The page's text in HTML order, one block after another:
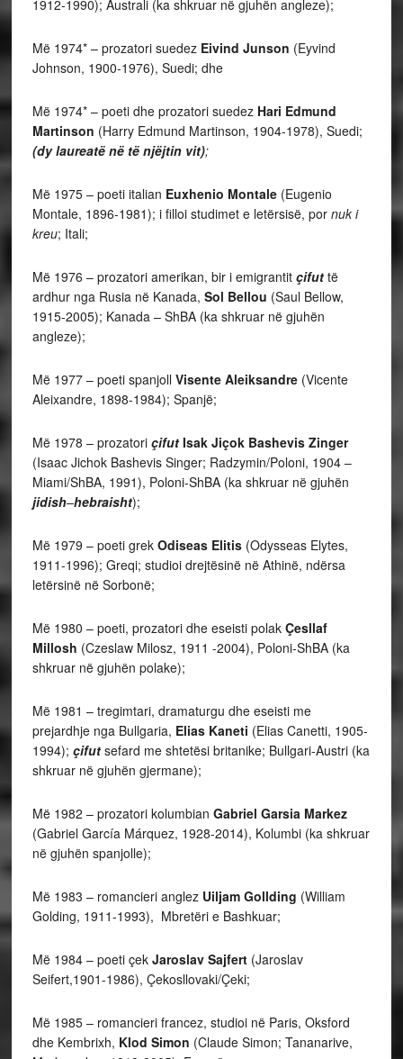
1912-1990); Australi (ka shkruar në gjuhën angleze);
Më 1974* – prozatori suedez Eivind Junson (Eyvind
Johnson, 1900-1976), Suedi; dhe
Më 1974* – poeti dhe prozatori suedez Hari Edmund
Martinson (Harry Edmund Martinson, 1904-1978), Suedi;
(dy laureatë në të njëjtin vit);
Më 1975 – poeti italian Euxhenio Montale (Eugenio
Montale, 1896-1981); i filloi studimet e letërsisë, por nuk i
kreu; Itali;
Më 1976 – prozatori amerikan, bir i emigrantit çifuttë
ardhur nga Rusia në Kanada, Sol Bellou (Saul Bellow,
1915-2005); Kanada – ShBA (ka shkruar në gjuhën
angleze);
Më 1977 – poeti spanjoll Visente Aleiksandre (Vicente
Aleixandre, 1898-1984); Spanjë;
Më 1978 – prozatori çifut Isak Jiçok Bashevis Zinger
(Isaac Jichok Bashevis Singer; Radzymin/Poloni, 1904 –
Miami/ShBA, 1991), Poloni-ShBA (ka shkruar në gjuhën
jidish–hebraisht);
Më 1979 – poeti grek Odiseas Elitis(Odysseas Elytes,
1911-1996); Greqi; studioi drejtësinë në Athinë, ndërsa
letërsinë në Sorbonë;
Më 1980 – poeti, prozatori dhe eseisti polak Çesllaf
Millosh (Czeslaw Milosz, 1911 -2004), Poloni-ShBA (ka
shkruar në gjuhën polake);
Më 1981 – tregimtari, dramaturgu dhe eseisti me
prejardhje nga Bullgaria, Elias Kaneti (Elias Canetti, 1905-
1994); çifutsefard me shtetësi britanike; Bullgari-Austri (ka
shkruar në gjuhën gjermane);
Më 1982 – prozatori kolumbian Gabriel Garsia Markez
(Gabriel García Márquez, 1928-2014), Kolumbi (ka shkruar
në gjuhën spanjolle);
Më 1983 – romancieri anglez Uiljam Gollding (William
Golding, 1911-1993), Mbretëri e Bashkuar;
Më 1984 – poeti çek Jaroslav Sajfert (Jaroslav
Seifert,1901-1986), Çekosllovaki/Çeki;
Më 1985 – romancieri francez, studioi në Paris, Oksford
dhe Kembrixh, Klod Simon (Claude Simon; Tananarive,